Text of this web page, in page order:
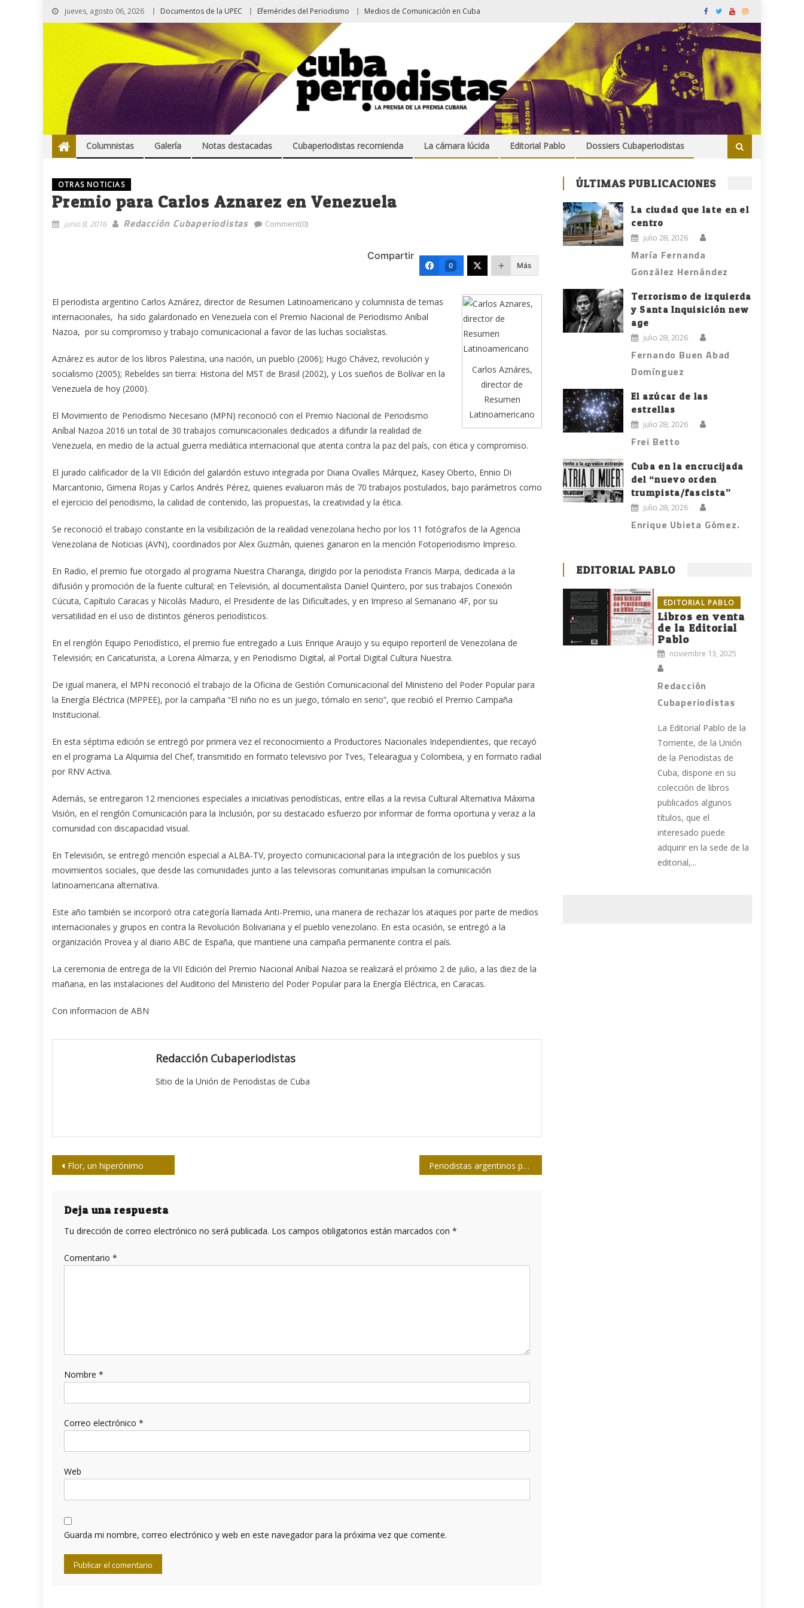
jueves, agosto 06, 2026 Documentos de la UPEC Efemérides del Periodismo Medios de Comunicación en Cuba
Columnistas Galería Notas destacadas Cubaperiodistas recomienda La cámara lúcida Editorial Pablo Dossiers Cubaperiodistas
OTRAS NOTICIAS
Premio para Carlos Aznarez en Venezuela
junio 8, 2016 Redacción Cubaperiodistas Comment(0)
Compartir
0 Más
Carlos Aznáres,
director de
Resumen
Latinoamericano
El periodista argentino Carlos Aznárez, director de Resumen Latinoamericano y columnista de temas
internacionales, ha sido galardonado en Venezuela con el Premio Nacional de Periodismo Aníbal
Nazoa, por su compromiso y trabajo comunicacional a favor de las luchas socialistas.
Aznárez es autor de los libros Palestina, una nación, un pueblo (2006); Hugo Chávez, revolución y
socialismo (2005); Rebeldes sin tierra: Historia del MST de Brasil (2002), y Los sueños de Bolívar en la
Venezuela de hoy (2000).
El Movimiento de Periodismo Necesario (MPN) reconoció con el Premio Nacional de Periodismo
Aníbal Nazoa 2016 un total de 30 trabajos comunicacionales dedicados a difundir la realidad de
Venezuela, en medio de la actual guerra mediática internacional que atenta contra la paz del país, con ética y compromiso.
El jurado calificador de la VII Edición del galardón estuvo integrada por Diana Ovalles Márquez, Kasey Oberto, Ennio Di
Marcantonio, Gimena Rojas y Carlos Andrés Pérez, quienes evaluaron más de 70 trabajos postulados, bajo parámetros como
el ejercicio del periodismo, la calidad de contenido, las propuestas, la creatividad y la ética.
Se reconoció el trabajo constante en la visibilización de la realidad venezolana hecho por los 11 fotógrafos de la Agencia
Venezolana de Noticias (AVN), coordinados por Alex Guzmán, quienes ganaron en la mención Fotoperiodismo Impreso.
En Radio, el premio fue otorgado al programa Nuestra Charanga, dirigido por la periodista Francis Marpa, dedicada a la
difusión y promoción de la fuente cultural; en Televisión, al documentalista Daniel Quintero, por sus trabajos Conexión
Cúcuta, Capítulo Caracas y Nicolás Maduro, el Presidente de las Dificultades, y en Impreso al Semanario 4F, por su
versatilidad en el uso de distintos géneros periodísticos.
En el renglón Equipo Periodístico, el premio fue entregado a Luis Enrique Araujo y su equipo reporteril de Venezolana de
Televisión; en Caricaturista, a Lorena Almarza, y en Periodismo Digital, al Portal Digital Cultura Nuestra.
De igual manera, el MPN reconoció el trabajo de la Oficina de Gestión Comunicacional del Ministerio del Poder Popular para
la Energía Eléctrica (MPPEE), por la campaña “El niño no es un juego, tómalo en serio”, que recibió el Premio Campaña
Institucional.
En esta séptima edición se entregó por primera vez el reconocimiento a Productores Nacionales Independientes, que recayó
en el programa La Alquimia del Chef, transmitido en formato televisivo por Tves, Telearagua y Colombeia, y en formato radial
por RNV Activa.
Además, se entregaron 12 menciones especiales a iniciativas periodísticas, entre ellas a la revisa Cultural Alternativa Máxima
Visión, en el renglón Comunicación para la Inclusión, por su destacado esfuerzo por informar de forma oportuna y veraz a la
comunidad con discapacidad visual.
En Televisión, se entregó mención especial a ALBA-TV, proyecto comunicacional para la integración de los pueblos y sus
movimientos sociales, que desde las comunidades junto a las televisoras comunitarias impulsan la comunicación
latinoamericana alternativa.
Este año también se incorporó otra categoría llamada Anti-Premio, una manera de rechazar los ataques por parte de medios
internacionales y grupos en contra la Revolución Bolivariana y el pueblo venezolano. En esta ocasión, se entregó a la
organización Provea y al diario ABC de España, que mantiene una campaña permanente contra el país.
La ceremonia de entrega de la VII Edición del Premio Nacional Aníbal Nazoa se realizará el próximo 2 de julio, a las diez de la
mañana, en las instalaciones del Auditorio del Ministerio del Poder Popular para la Energía Eléctrica, en Caracas.
Con informacion de ABN
Redacción Cubaperiodistas
Sitio de la Unión de Periodistas de Cuba
Navegación
entradas
Flor, un hiperónimo Periodistas argentinos protestan contra despidos
Deja una respuesta
Tu dirección de correo electrónico no será publicada. Los campos obligatorios están marcados con *
Comentario *
Nombre *
Correo electrónico *
Web
Guarda mi nombre, correo electrónico y web en este navegador para la próxima vez que comente.
ÚLTIMAS PUBLICACIONES
La ciudad que late en el
centro
julio 28, 2026
María Fernanda
González Hernández
Terrorismo de izquierda
y Santa Inquisición new
age
julio 28, 2026
Fernando Buen Abad
Domínguez
El azúcar de las
estrellas
julio 28, 2026
Frei Betto
Cuba en la encrucijada
del “nuevo orden
trumpista/fascista”
julio 28, 2026
Enrique Ubieta Gómez.
EDITORIAL PABLO
EDITORIAL PABLO
Libros en venta
de la Editorial
Pablo
noviembre 13, 2025
Redacción
Cubaperiodistas
La Editorial Pablo de la
Torriente, de la Unión
de la Periodistas de
Cuba, dispone en su
colección de libros
publicados algunos
títulos, que el
interesado puede
adquirir en la sede de la
editorial,...